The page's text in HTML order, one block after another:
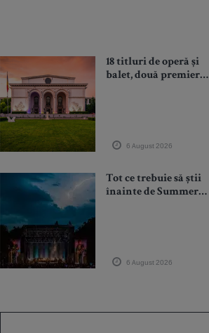
18 titluri de operă și
balet, două premiere –
6 August 2026
Tot ce trebuie să știi
înainte de Summer
6 August 2026